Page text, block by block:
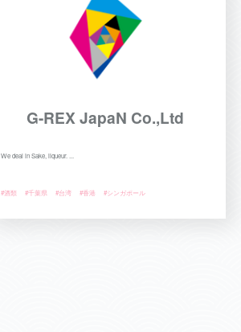
G-REX JapaN Co.,Ltd
We deal in Sake, liqueur. ...
#酒類 #千葉県 #台湾 #香港 #シンガポール